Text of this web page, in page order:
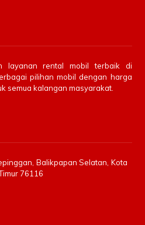
layanan rental mobil terbaik di
pilihan mobil dengan harga
semua kalangan masyarakat.
Balikpapan Selatan, Kota
76116